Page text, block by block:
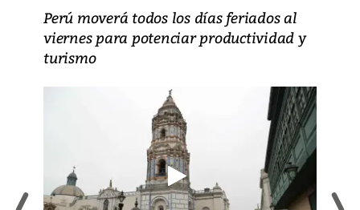
Perú moverá todos los días feriados al
viernes para potenciar productividad y
turismo